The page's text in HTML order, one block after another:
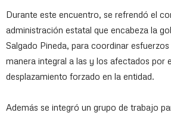
Durante este encuentro, se refrendó el
administración estatal que encabeza la
Salgado Pineda, para coordinar
manera integral a las y los afectados por
desplazamiento forzado en la entidad.
Además se integró un grupo de trabajo